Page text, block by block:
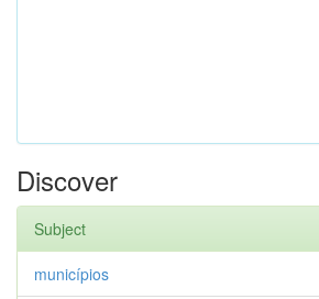
Discover
Subject
municípios